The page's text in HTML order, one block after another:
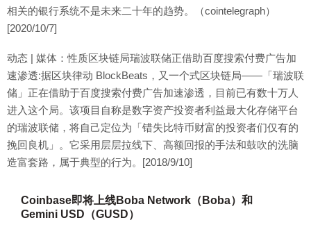
相关的银行系统不是未来二十年的趋势。（cointelegraph）
[2020/10/7]
动态 | 媒体：性质区块链局瑞波联储正借助百度搜索付费广告加
速渗透:据区块律动 BlockBeats，又一个式区块链局——「瑞波联
储」正在借助于百度搜索付费广告加速渗透，目前已有数十万人
进入这个局。该项目自称是数字资产投资者利益最大化存储平台
的瑞波联储，将自己定位为「错失比特币财富的投资者们仅有的
挽回良机」。它采用层层拉线下、高额回报的手法和鼓吹的洗脑
造富套路，属于典型的行为。[2018/9/10]
Coinbase即将上线Boba Network（Boba）和
Gemini USD（GUSD）